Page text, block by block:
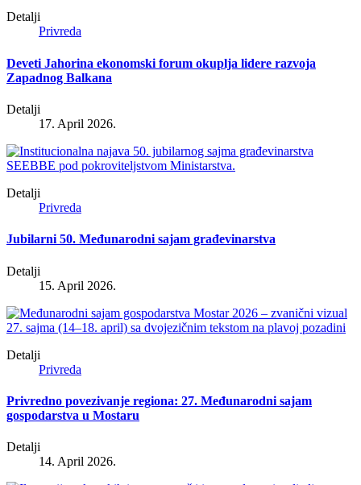
Detalji
Privreda
Deveti Jahorina ekonomski forum okuplja lidere razvoja
Zapadnog Balkana
Detalji
17. April 2026.
Detalji
Privreda
Jubilarni 50. Međunarodni sajam građevinarstva
Detalji
15. April 2026.
Detalji
Privreda
Privredno povezivanje regiona: 27. Međunarodni sajam
gospodarstva u Mostaru
Detalji
14. April 2026.